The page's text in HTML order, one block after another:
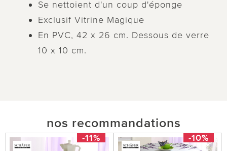
Se nettoient d'un coup d'éponge
Exclusif Vitrine Magique
En PVC, 42 x 26 cm. Dessous de verre
10 x 10 cm.
nos recommandations
-11% -10%